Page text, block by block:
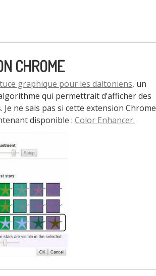
CHROME
graphique pour les daltoniens, un
qui permettrait d’afficher des
ne sais pas si cette extension Chrome
disponible : Color Enhancer.